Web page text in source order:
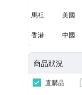
馬祖 美國
香港 中國
商品狀況
直購品